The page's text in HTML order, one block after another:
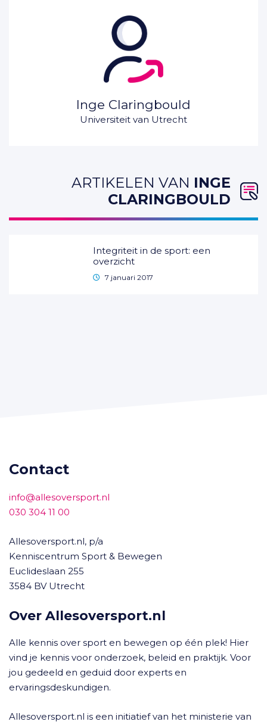
Inge Claringbould
Universiteit van Utrecht
ARTIKELEN VAN INGE
CLARINGBOULD
Integriteit in de sport: een
overzicht
7 januari 2017
Contact
info@allesoversport.nl
030 304 11 00
Allesoversport.nl, p/a
Kenniscentrum Sport & Bewegen
Euclideslaan 255
3584 BV Utrecht
Over Allesoversport.nl
Alle kennis over sport en bewegen op één plek! Hier
vind je kennis voor onderzoek, beleid en praktijk. Voor
jou gedeeld en geduid door experts en
ervaringsdeskundigen.
Allesoversport.nl is een initiatief van het ministerie van